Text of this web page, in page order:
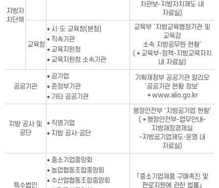
지방자
치단체
차관보-지방자치제도 내
자료실)
교육청
시·도 교육청(본청)
직속기관
교육지원청
교육지원청 소속기관
교육부 ‘지방교육행정기관 및
교육감
소속 지방공무원 현황’
(＊교육부-정책-지방교육자치
내 자료실)
공공기관
공기업
준정부기관
기타 공공기관
기획재정부 공공기관 알리오
‘공공기관 현황 정보’
＊www.alio.go.kr
지방 공사 및
공단
직영기업
지방 공사·공단
행정안전부 ‘지방공기업 현황’
(＊행정안전부-업무안내-
지방재정경제실
-지방공기업제도·운영 내
자료실)
특수법인
중소기업중앙회
농업협동조합중앙회
수산업협동조합중앙회
「중소기업제품 구매촉진 및
판로지원에 관한 법률」